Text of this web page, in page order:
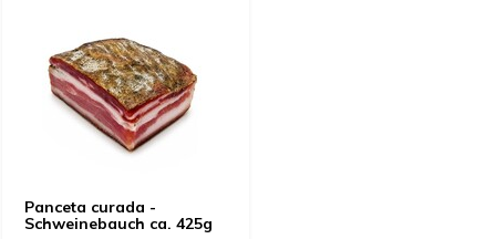
Panceta curada -
Schweinebauch ca. 425g